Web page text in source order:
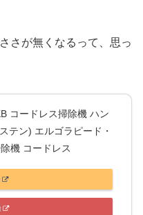
さが無くなるって、思っ
コードレス掃除機 ハン
テン) エルゴラピード・
機 コードレス